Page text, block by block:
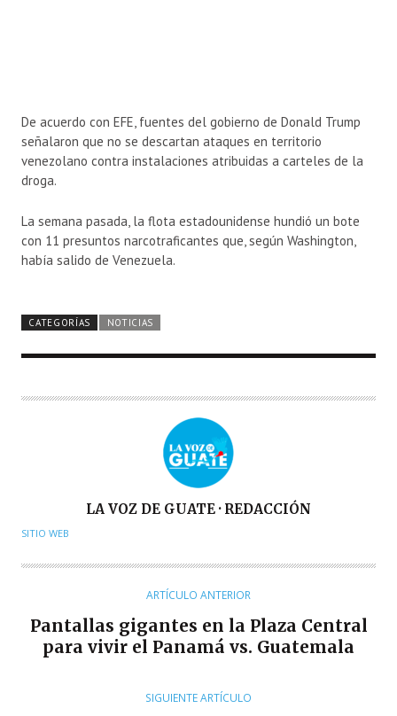
De acuerdo con EFE, fuentes del gobierno de Donald Trump
señalaron que no se descartan ataques en territorio
venezolano contra instalaciones atribuidas a carteles de la
droga.
La semana pasada, la flota estadounidense hundió un bote
con 11 presuntos narcotraficantes que, según Washington,
había salido de Venezuela.
CATEGORÍAS NOTICIAS
U
O
LA VOZ DE GUATE · REDACCIÓN
SITIO WEB
ARTÍCULO ANTERIOR
Pantallas gigantes en la Plaza Central
para vivir el Panamá vs. Guatemala
SIGUIENTE ARTÍCULO